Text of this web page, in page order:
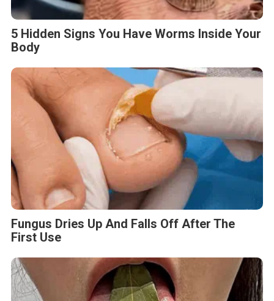
5 Hidden Signs You Have Worms Inside Your
Body
Fungus Dries Up And Falls Off After The
First Use